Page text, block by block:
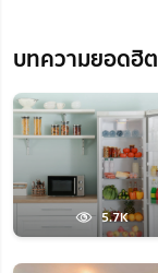
บทความยอดฮิต
5.7K